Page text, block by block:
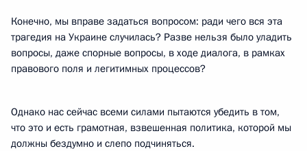
Конечно, мы вправе задаться вопросом: ради чего вся эта
трагедия на Украине случилась? Разве нельзя было уладить
вопросы, даже спорные вопросы, в ходе диалога, в рамках
правового поля и легитимных процессов?
Однако нас сейчас всеми силами пытаются убедить в том,
что это и есть грамотная, взвешенная политика, которой мы
должны бездумно и слепо подчиняться.